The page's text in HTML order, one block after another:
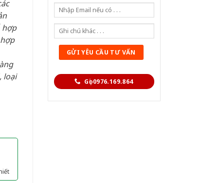
Gọi 0976.169.864
hợp
loại